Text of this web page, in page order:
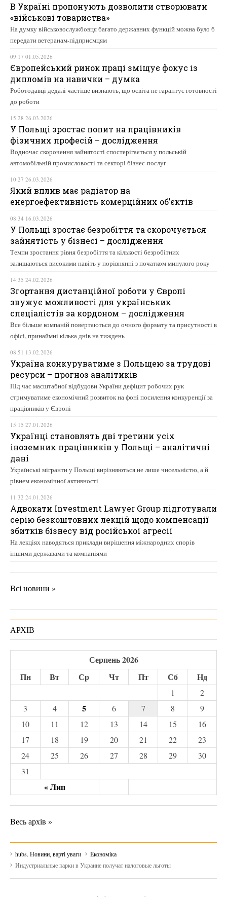
В Україні пропонують дозволити створювати
«військові товариства»
На думку військовослужбовця багато державних функцій можна було б
передати ветеранам-підприємцям
09:17 01.05.2026
Європейський ринок праці зміщує фокус із
дипломів на навички – думка
Роботодавці дедалі частіше визнають, що освіта не гарантує готовності
до роботи
15:28 26.03.2026
У Польщі зростає попит на працівників
фізичних професій – дослідження
Водночас скорочення зайнятості спостерігається у польській
автомобільній промисловості та секторі бізнес-послуг
10:27 26.03.2026
Який вплив має радіатор на
енергоефективність комерційних об’єктів
08:34 16.03.2026
У Польщі зростає безробіття та скорочується
зайнятість у бізнесі – дослідження
Темпи зростання рівня безробіття та кількості безробітних
залишаються високими навіть у порівнянні з початком минулого року
14:35 24.02.2026
Згортання дистанційної роботи у Європі
звужує можливості для українських
спеціалістів за кордоном – дослідження
Все більше компаній повертаються до очного формату та присутності в
офісі, принаймні кілька днів на тиждень
08:51 13.02.2026
Україна конкуруватиме з Польщею за трудові
ресурси – прогноз аналітиків
Під час масштабної відбудови України дефіцит робочих рук
стримуватиме економічний розвиток на фоні посилення конкуренції за
працівників у Європі
15:15 27.01.2026
Українці становлять дві третини усіх
іноземних працівників у Польщі – аналітичні
дані
Українські мігранти у Польщі вирізняються не лише чисельністю, а й
рівнем економічної активності
11:32 24.01.2026
Адвокати Investment Lawyer Group підготували
серію безкоштовних лекцій щодо компенсації
збитків бізнесу від російської агресії
На лекціях наводяться приклади вирішення міжнародних спорів
іншими державами та компаніями
Всі новини »
АРХІВ
Серпень 2026
Пн
Вт Ср Чт Пт Сб Нд
« Лип
1
2
3
4 5 6 7 8
9
10
11 12 13 14 15
16
17
18 19 20 21 22
23
24
25 26 27 28 29
30
31
Весь архів »
hubs. Новини, варті уваги
Економіка
Индустриальные парки в Украине получат налоговые льготы